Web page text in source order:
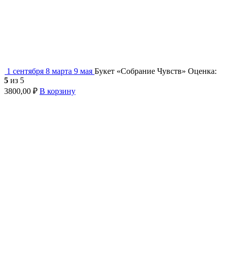
1 сентября 8 марта 9 мая Букет «Собрание Чувств» Оценка:
5 из 5
3800,00 ₽ В корзину